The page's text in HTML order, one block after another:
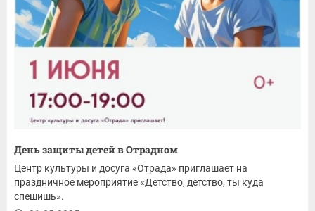
День защиты детей в Отрадном
Центр культуры и досуга «Отрада» приглашает на
праздничное мероприятие «Детство, детство, ты куда
спешишь».